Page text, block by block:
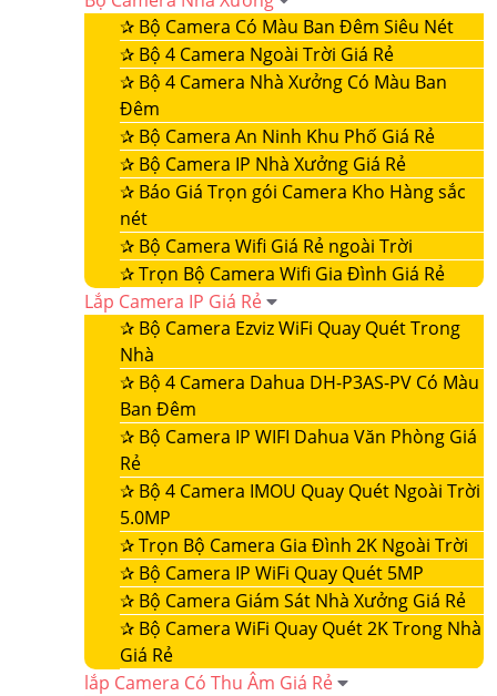
✰ Bộ Camera Có Màu Ban Đêm Siêu Nét
✰ Bộ 4 Camera Ngoài Trời Giá Rẻ
✰ Bộ 4 Camera Nhà Xưởng Có Màu Ban
Đêm
✰ Bộ Camera An Ninh Khu Phố Giá Rẻ
✰ Bộ Camera IP Nhà Xưởng Giá Rẻ
✰ Báo Giá Trọn gói Camera Kho Hàng sắc
nét
✰ Bộ Camera Wifi Giá Rẻ ngoài Trời
✰Trọn Bộ Camera Wifi Gia Đình Giá Rẻ
Lắp Camera IP Giá Rẻ
✰ Bộ Camera Ezviz WiFi Quay Quét Trong
Nhà
✰ Bộ 4 Camera Dahua DH-P3AS-PV Có Màu
Ban Đêm
✰ Bộ Camera IP WIFI Dahua Văn Phòng Giá
Rẻ
✰ Bộ 4 Camera IMOU Quay Quét Ngoài Trời
5.0MP
✰Trọn Bộ Camera Gia Đình 2K Ngoài Trời
✰ Bộ Camera IP WiFi Quay Quét 5MP
✰ Bộ Camera Giám Sát Nhà Xưởng Giá Rẻ
✰ Bộ Camera WiFi Quay Quét 2K Trong Nhà
Giá Rẻ
lắp Camera Có Thu Âm Giá Rẻ